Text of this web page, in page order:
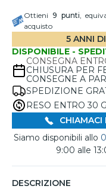
Ottieni 9 punti,
acquisto
5 ANNI
DISPONIBILE -
CONSEGNA
CHIUSURA PER
CONSEGNE A
SPEDIZIONE
RESO ENTRO 30
CHIAMACI
Siamo disponibili allo
9:00 alle
DESCRIZIONE